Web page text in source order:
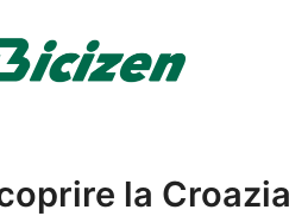
la